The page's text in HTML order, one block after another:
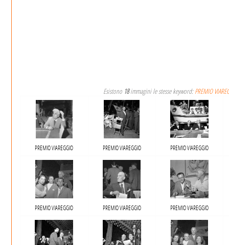
Esistono 18immagini le stesse keyword:PREMIO
PREMIO VIAREGGIO PREMIO VIAREGGIO PREMIO VIAREGGIO
PREMIO VIAREGGIO PREMIO VIAREGGIO PREMIO VIAREGGIO